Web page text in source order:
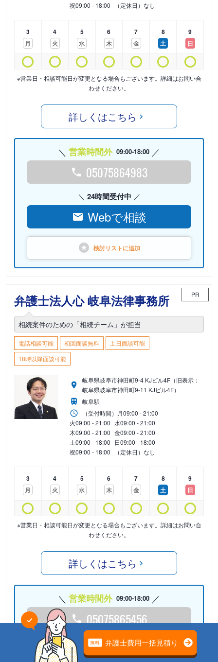
祝09:00 - 18:00 （定休日）なし
3
月
4
火
5
水
6
木
7
金
8
土
9
日
※営業日・相談可能日が変更となる場合もございます。詳細はお問い合
わせください。
詳しくはこちら
営業時間外 09:00-18:00
05075864983
24時間受付中
Webで相談
検討リストに追加
弁護士法人心 岐阜法律事務所 PR
相続案件のための「相続チーム」が担当
電話相談可能 初回面談無料
土日面談可能
18時以降面談可能
岐阜県岐阜市神田町9-4 KJビル4F（旧表示：
岐阜県岐阜市神田町9-11 KJビル4F）
岐阜駅
（受付時間） 月09:00 - 21:00
火09:00 - 21:00 水09:00 - 21:00
木09:00 - 21:00 金09:00 - 21:00
土09:00 - 18:00 日09:00 - 18:00
祝09:00 - 18:00 （定休日）なし
3
月
4
火
5
水
6
木
7
金
8
土
9
日
※営業日・相談可能日が変更となる場合もございます。詳細はお問い合
わせください。
詳しくはこちら
営業時間外 09:00-18:00
05075865456
24時間受付中